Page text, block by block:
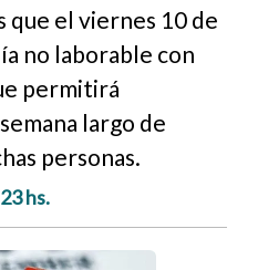
que el viernes 10 de
no laborable con
permitirá
largo de
personas.
hs.